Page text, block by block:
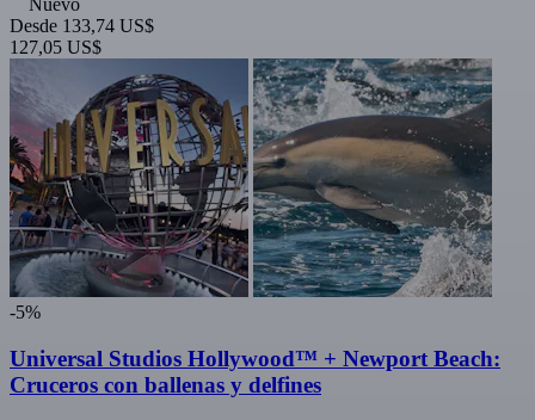
Nuevo
Desde 133,74 US$
127,05 US$
-5%
Universal Studios Hollywood™ + Newport Beach:
Cruceros con ballenas y delfines